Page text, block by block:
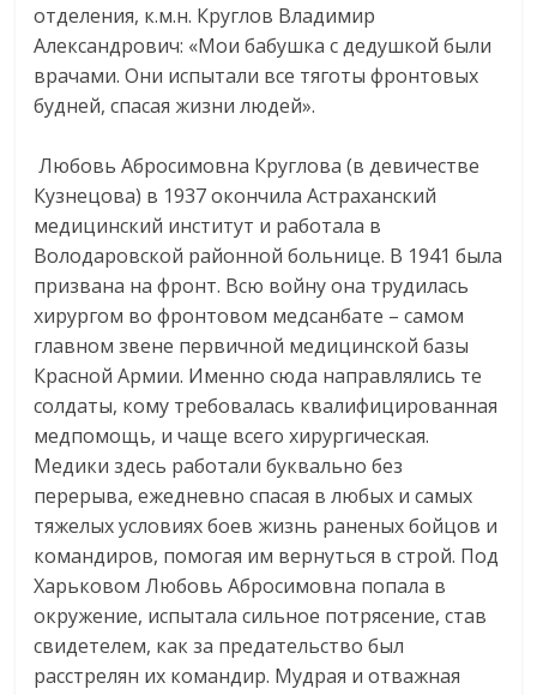
отделения, к.м.н. Круглов Владимир
Александрович: «Мои бабушка с дедушкой были
врачами. Они испытали все тяготы фронтовых
будней, спасая жизни людей».
Любовь Абросимовна Круглова (в девичестве
Кузнецова) в 1937 окончила Астраханский
медицинский институт и работала в
Володаровской районной больнице. В 1941 была
призвана на фронт. Всю войну она трудилась
хирургом во фронтовом медсанбате – самом
главном звене первичной медицинской базы
Красной Армии. Именно сюда направлялись те
солдаты, кому требовалась квалифицированная
медпомощь, и чаще всего хирургическая.
Медики здесь работали буквально без
перерыва, ежедневно спасая в любых и самых
тяжелых условиях боев жизнь раненых бойцов и
командиров, помогая им вернуться в строй. Под
Харьковом Любовь Абросимовна попала в
окружение, испытала сильное потрясение, став
свидетелем, как за предательство был
расстрелян их командир. Мудрая и отважная